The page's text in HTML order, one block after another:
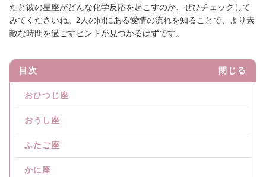
たと彼の星座がどんな化学反応を起こすのか、ぜひチェックして
みてくださいね。2人の間にある愛情の流れを知ることで、より素
敵な時間を過ごすヒントが見つかるはずです。
目次 閉じる
おひつじ座
おうし座
ふたご座
かに座